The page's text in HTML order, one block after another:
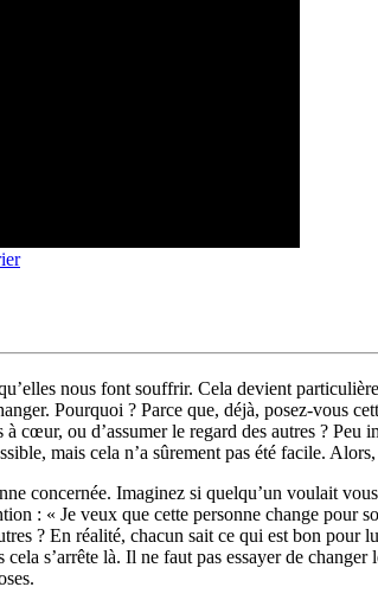
nous font souffrir. Cela devient
Pourquoi ? Parce que, déjà, posez-vous
cœur, ou d’assumer le regard des autres ?
mais cela n’a sûrement pas été facile.
concernée. Imaginez si quelqu’un voulait
: « Je veux que cette personne change pour
? En réalité, chacun sait ce qui est bon pour
s’arrête là. Il ne faut pas essayer de